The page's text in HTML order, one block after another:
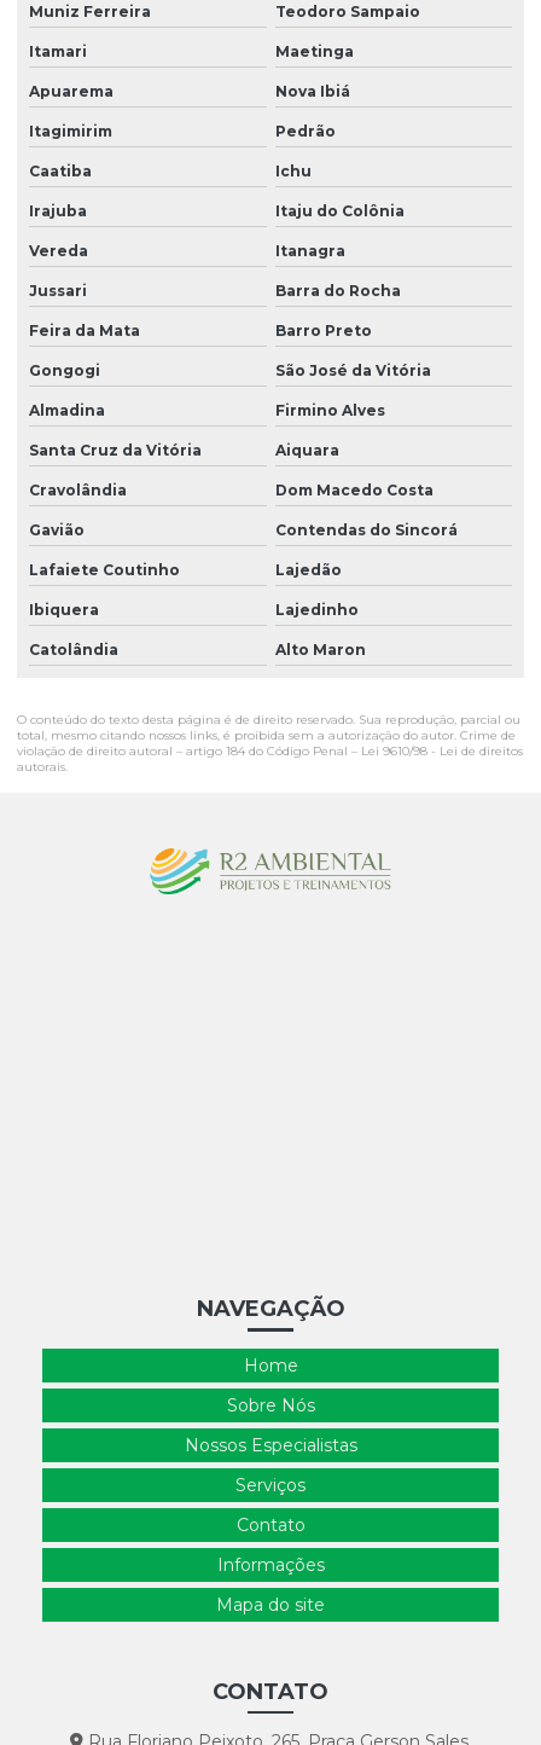
Muniz Ferreira Teodoro Sampaio
Itamari Maetinga
Apuarema Nova Ibiá
Itagimirim Pedrão
Caatiba Ichu
Irajuba Itaju do Colônia
Vereda Itanagra
Jussari Barra do Rocha
Feira da Mata Barro Preto
Gongogi São José da Vitória
Almadina Firmino Alves
Santa Cruz da Vitória Aiquara
Cravolândia Dom Macedo Costa
Gavião Contendas do Sincorá
Lafaiete Coutinho Lajedão
Ibiquera Lajedinho
Catolândia Alto Maron
O conteúdo do texto desta página é de direito reservado. Sua reprodução, parcial ou
total, mesmo citando nossos links, é proibida sem a autorização do autor. Crime de
violação de direito autoral – artigo 184 do Código Penal – Lei 9610/98 - Lei de direitos
autorais.
NAVEGAÇÃO
Home
Sobre Nós
Nossos Especialistas
Serviços
Contato
Informações
Mapa do site
CONTATO